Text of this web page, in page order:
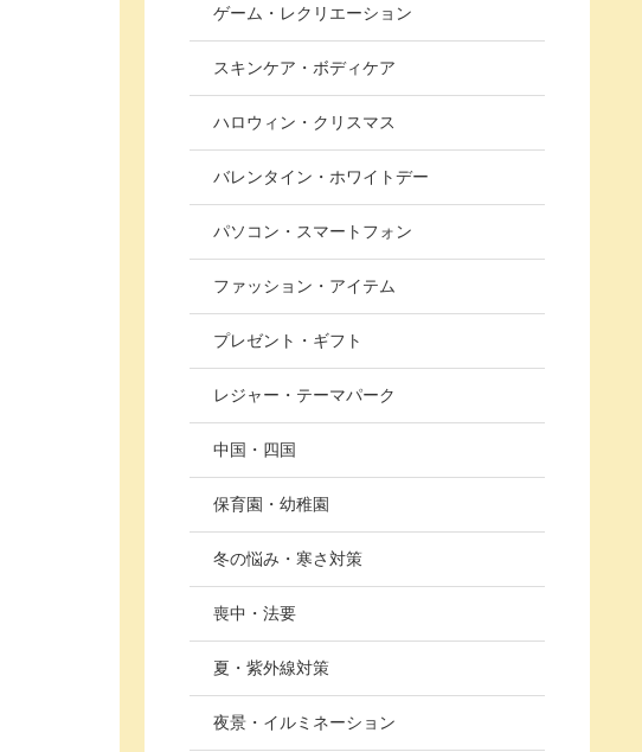
ゲーム・レクリエーション
スキンケア・ボディケア
ハロウィン・クリスマス
バレンタイン・ホワイトデー
パソコン・スマートフォン
ファッション・アイテム
プレゼント・ギフト
レジャー・テーマパーク
中国・四国
保育園・幼稚園
冬の悩み・寒さ対策
喪中・法要
夏・紫外線対策
夜景・イルミネーション